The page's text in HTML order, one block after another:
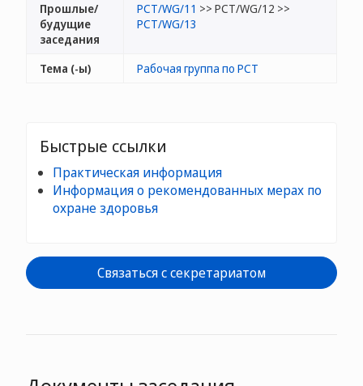
Прошлые/
будущие
заседания
PCT/WG/11 >> PCT/WG/12 >>
PCT/WG/13
Тема (-ы) Рабочая группа по РСТ
Быстрые ссылки
Практическая информация
Информация о рекомендованных мерах по
охране здоровья
Связаться с секретариатом